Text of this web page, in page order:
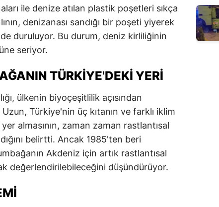
ile denize atılan plastik poşetleri sıkça
denizanası sandığı bir poşeti yiyerek
duruluyor. Bu durum, deniz kirliliğinin
seriyor.
TÜRKIYE'DEKI YERI
ülkenin biyoçeşitlilik açısından
Türkiye'nin üç kıtanın ve farklı iklim
almasının, zaman zaman rastlantısal
belirtti. Ancak 1985'ten beri
Akdeniz için artık rastlantısal
değerlendirilebileceğini düşündürüyor.